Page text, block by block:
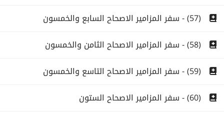
(57) - سفر المزامير الاصحاح السابع والخمسون
(58) - سفر المزامير الاصحاح الثامن والخمسون
(59) - سفر المزامير الاصحاح التاسع والخمسون
(60) - سفر المزامير الاصحاح الستون